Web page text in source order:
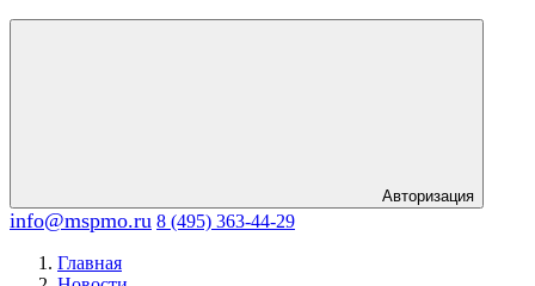
Авторизация
info@mspmo.ru 8 (495) 363-44-29
Главная